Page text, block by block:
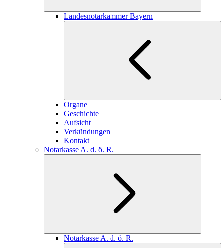
Landesnotarkammer Bayern
Organe
Geschichte
Aufsicht
Verkündungen
Kontakt
Notarkasse A. d. ö. R.
Notarkasse A. d. ö. R.